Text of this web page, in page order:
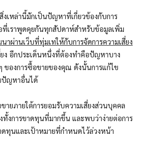
สิ่งเหล่านี้มักเป็นปัญหาที่เกี่ยวข้องกับการ
ที่เราพูดคุยกันทุกสัปดาห์สำหรับข้อมูลเพิ่ม
นาผ่านเว็บที่ทุ่มเทให้กับการจัดการความเสี่ยง
ง อีกประเด็นหนึ่งที่ต้องทำคือปัญหาบาง
ของการซื้อขายของคุณ ดังนั้นการแก้ไข
ปัญหาอื่นได้
ายภายใต้การยอมรับความเสี่ยงส่วนบุคคล
งการขาดทุนที่มากขึ้น และพบว่าง่ายต่อการ
ทุนและเป้าหมายที่กำหนดไว้ล่วงหน้า